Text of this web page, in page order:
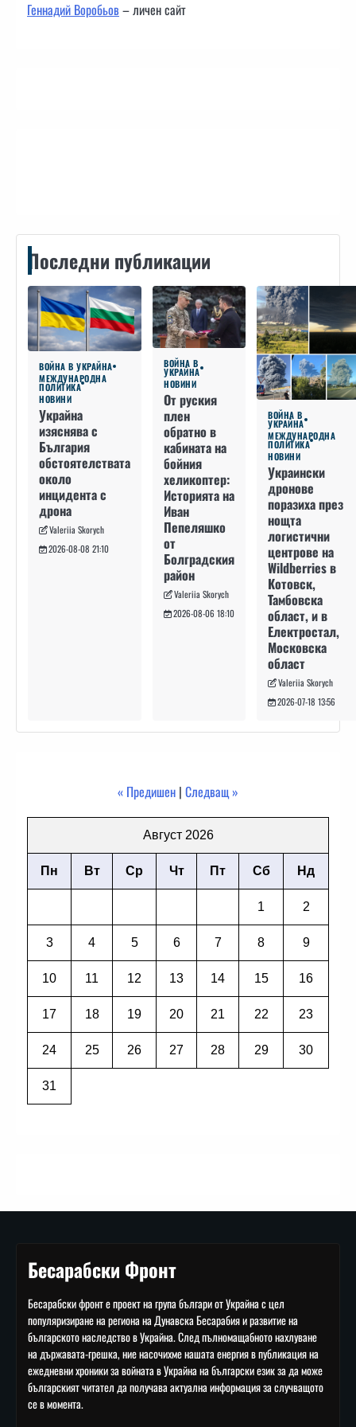
Геннадий Воробьов– личен сайт
Последни публикации
ВОЙНА В УКРАЙНА
МЕЖДУНАРОДНА
ПОЛИТИКА
НОВИНИ
Украйна
изяснява с
България
обстоятелствата
около
инцидента с
дрона
Valeriia Skorych
2026-08-08 21:10
ВОЙНА В
УКРАЙНА
НОВИНИ
От руския
плен
обратно в
кабината на
бойния
хеликоптер:
Историята на
Иван
Пепеляшко
от
Болградския
район
Valeriia Skorych
2026-08-06 18:10
ВОЙНА В
УКРАЙНА
МЕЖДУНАРОДНА
ПОЛИТИКА
НОВИНИ
Украински
дронове
поразиха през
нощта
логистични
центрове на
Wildberries в
Котовск,
Тамбовска
област, и в
Електростал,
Московска
област
Valeriia Skorych
2026-07-18 13:56
« Предишен | Следващ »
Август 2026
Пн Вт Ср Чт Пт Сб Нд
1 2
3 4 5 6 7 8 9
10 11 12 13 14 15 16
17 18 19 20 21 22 23
24 25 26 27 28 29 30
31
Бесарабски Фронт
Бесарабски фронт е проект на група българи от Украйна с цел
популяризиране на региона на Дунавска Бесарабия и развитие на
българското наследство в Украйна. След пълномащабното нахлуване
на държавата-грешка, ние насочихме нашата енергия в публикация на
ежедневни хроники за войната в Украйна на български език за да може
българският читател да получава актуална информация за случващото
се в момента.